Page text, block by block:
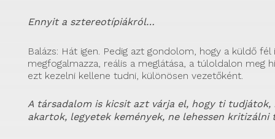
Ennyit a sztereotípiákról…
Balázs: Hát igen. Pedig azt gondolom, hogy a küldő fél
megfogalmazza, reális a meglátása, a túloldalon meg
ezt kezelni kellene tudni, különösen vezetőként.
A társadalom is kicsit azt várja el, hogy ti tudjátok,
akartok, legyetek kemények, ne lehessen kritizálni